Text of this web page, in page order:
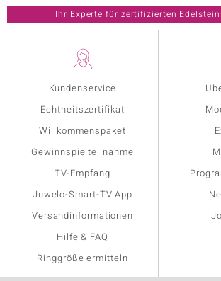
Kundenservice
Echtheitszertifikat
Willkommenspaket
Gewinnspielteilnahme
TV-Empfang
Juwelo-Smart-TV App
Versandinformationen
Hilfe & FAQ
Ringgröße ermitteln
Ihr Experte für zertifizierten